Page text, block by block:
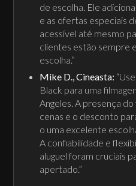
de escolha. Ele
e as ofertas especiais
acessível até mesmo
clientes estão sempre
escolha.”
Mike D., Cineasta:
Black para uma
Angeles. A presença
cenas e o desconto
o uma excelente
A confiabilidade e
aluguel foram cruciais
apertado.”